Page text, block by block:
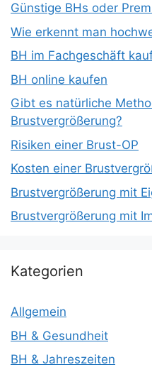
Günstige BHs oder
Wie erkennt man
BH im Fachgeschäft
BH online kaufen
Gibt es natürliche
Brustvergrößerung?
Risiken einer Brust-OP
Kosten einer
Brustvergrößerung mit
Brustvergrößerung mit
Kategorien
Allgemein
BH & Gesundheit
BH & Jahreszeiten